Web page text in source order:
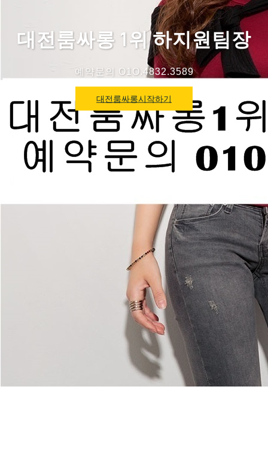
대전룸싸롱 1위 하지원팀장
예약문의 O1O.4832.3589
대전룸싸롱시작하기